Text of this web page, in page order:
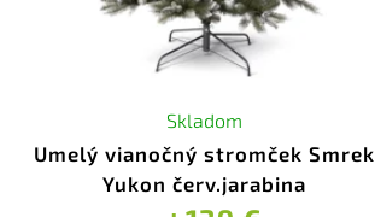
Umelý vianočný stromček Smrek
Yukon červ.jarabina
Skladom